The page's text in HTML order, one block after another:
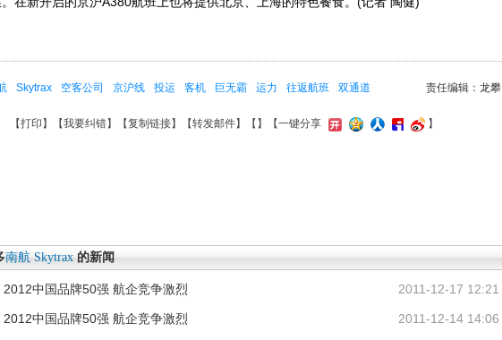
责任编辑：龙攀
Skytrax 空客公司 京沪线 投运 客机 巨无霸 运力 往返航班 双通道
【打印 】【我要纠错】【复制链接】【转发邮件】【 】 【一键分享 】
南航 Skytrax 的新闻
2011-12-17 12:21
2012中国品牌50强 航企竞争激烈
2011-12-14 14:06
2012中国品牌50强 航企竞争激烈